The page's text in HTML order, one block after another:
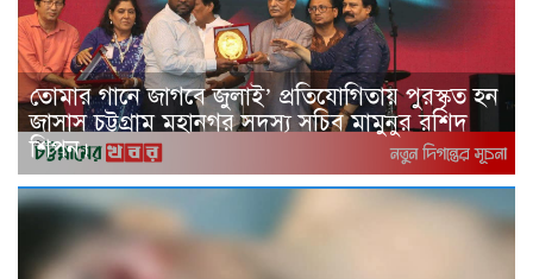
তোমার গানে জাগবে জুলাই’ প্রতিযোগিতায় পুরস্কৃত হন
জাসাস চট্টগ্রাম মহানগর সদস‌্য স‌চিব মামুনুর রশিদ
শিপন।